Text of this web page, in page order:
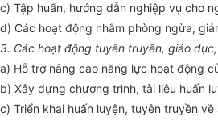
c) Tập huấn, hướng dẫn nghiệp vụ cho
d) Các hoạt động nhằm phòng ngừa,
3. Các hoạt động tuyên truyền, giáo
a) Hỗ trợ nâng cao năng lực hoạt động
b) Xây dựng chương trình, tài liệu huấn
c) Triển khai huấn luyện, tuyên truyền